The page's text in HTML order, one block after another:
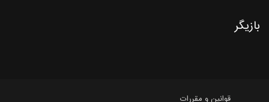
بازیگر
قوانین و مقررات